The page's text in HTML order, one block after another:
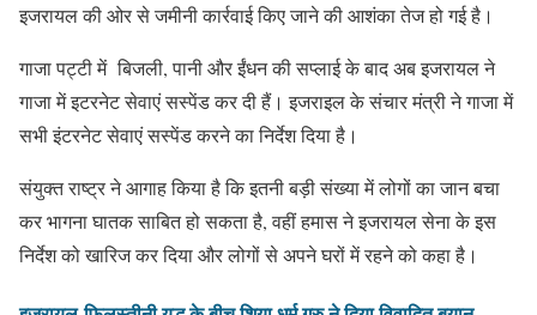
इजरायल की ओर से जमीनी कार्रवाई किए जाने की आशंका तेज हो गई है।
गाजा पट्टी में बिजली, पानी और ईंधन की सप्लाई के बाद अब इजरायल ने
गाजा में इटरनेट सेवाएं सस्पेंड कर दी हैं। इजराइल के संचार मंत्री ने गाजा में
सभी इंटरनेट सेवाएं सस्पेंड करने का निर्देश दिया है।
संयुक्त राष्ट्र ने आगाह किया है कि इतनी बड़ी संख्या में लोगों का जान बचा
कर भागना घातक साबित हो सकता है, वहीं हमास ने इजरायल सेना के इस
निर्देश को खारिज कर दिया और लोगों से अपने घरों में रहने को कहा है।